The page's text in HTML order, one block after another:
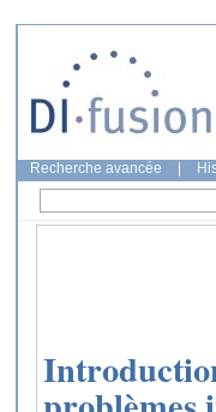
Recherche avancée